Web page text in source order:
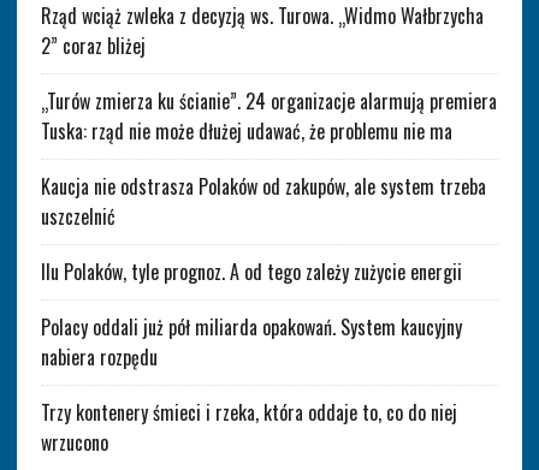
Rząd wciąż zwleka z decyzją ws. Turowa. „Widmo Wałbrzycha
2” coraz bliżej
„Turów zmierza ku ścianie”. 24 organizacje alarmują premiera
Tuska: rząd nie może dłużej udawać, że problemu nie ma
Kaucja nie odstrasza Polaków od zakupów, ale system trzeba
uszczelnić
Ilu Polaków, tyle prognoz. A od tego zależy zużycie energii
Polacy oddali już pół miliarda opakowań. System kaucyjny
nabiera rozpędu
Trzy kontenery śmieci i rzeka, która oddaje to, co do niej
wrzucono